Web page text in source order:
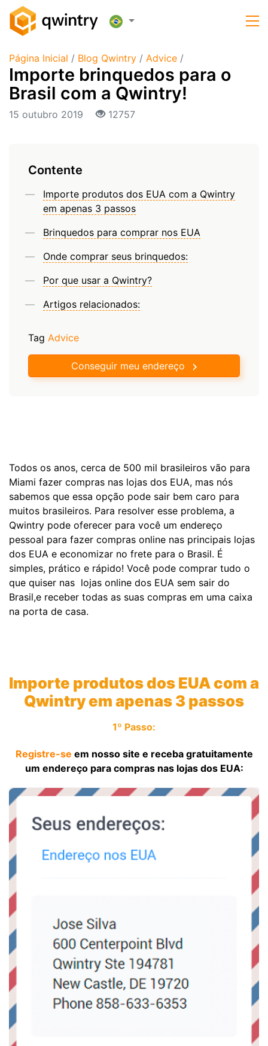
Página Inicial / Blog Qwintry / Advice /
Importe brinquedos para o
Brasil com a Qwintry!
15 outubro 2019 12757
Contente
Importe produtos dos EUA com a Qwintry
em apenas 3 passos
Brinquedos para comprar nos EUA
Onde comprar seus brinquedos:
Por que usar a Qwintry?
Artigos relacionados:
Tag Advice
Conseguir meu endereço
Todos os anos, cerca de 500 mil brasileiros vão para
Miami fazer compras nas lojas dos EUA, mas nós
sabemos que essa opção pode sair bem caro para
muitos brasileiros. Para resolver esse problema, a
Qwintry pode oferecer para você um endereço
pessoal para fazer compras online nas principais lojas
dos EUA e economizar no frete para o Brasil. É
simples, prático e rápido! Você pode comprar tudo o
que quiser nas lojas online dos EUA sem sair do
Brasil,e receber todas as suas compras em uma caixa
na porta de casa.
Importe produtos dos EUA com a
Qwintry em apenas 3 passos
1º Passo:
Registre-se em nosso site e receba gratuitamente
um endereço para compras nas lojas dos EUA: